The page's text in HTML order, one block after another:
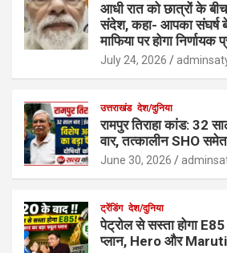
आधी रात को छात्रों के
संदेश, कहा- आपका संघर्ष
माफिया पर होगा निर्णायक
July 24, 2026
उत्तराखंड देश/दुनिया
रामपुर तिराहा कांड: 32
वार, तत्कालीन SHO
June 30, 2026
ट्रेंडिंग देश/दुनिया
पेट्रोल से सस्ता होगा
प्लान, Hero और Maruti